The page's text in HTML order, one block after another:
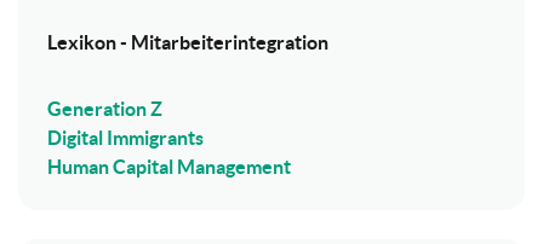
Lexikon - Mitarbeiterintegration
Generation Z
Digital Immigrants
Human Capital Management